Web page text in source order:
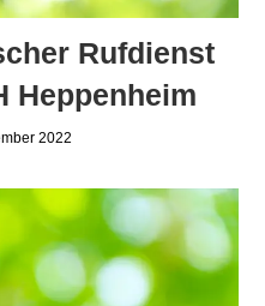
Rufdienst
Heppenheim
2022